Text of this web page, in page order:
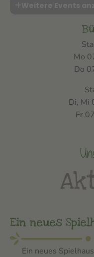
Mo
Do
Di, Mi
Fr
Ein neues
Ein neues